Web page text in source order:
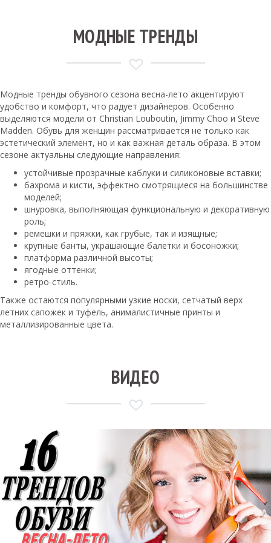
МОДНЫЕ ТРЕНДЫ
Модные тренды обувного сезона весна-лето акцентируют
удобство и комфорт, что радует дизайнеров. Особенно
выделяются модели от Christian Louboutin, Jimmy Choo и Steve
Madden. Обувь для женщин рассматривается не только как
эстетический элемент, но и как важная деталь образа. В этом
сезоне актуальны следующие направления:
устойчивые прозрачные каблуки и силиконовые вставки;
бахрома и кисти, эффектно смотрящиеся на большинстве
моделей;
шнуровка, выполняющая функциональную и декоративную
роль;
ремешки и пряжки, как грубые, так и изящные;
крупные банты, украшающие балетки и босоножки;
платформа различной высоты;
ягодные оттенки;
ретро-стиль.
Также остаются популярными узкие носки, сетчатый верх
летних сапожек и туфель, анималистичные принты и
металлизированные цвета.
ВИДЕО